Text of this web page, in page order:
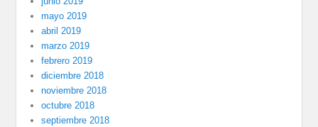
mayo 2019
abril 2019
marzo 2019
febrero 2019
diciembre 2018
noviembre 2018
octubre 2018
septiembre 2018